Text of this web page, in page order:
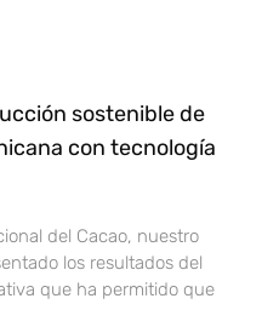
sostenible de
con tecnología
del Cacao, nuestro
los resultados del
que ha permitido que